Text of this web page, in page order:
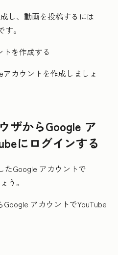
し、動画を投稿するには
。
カウントを作成しましょ
ザからGoogle ア
にログインする
たGoogle アカウントで
う。